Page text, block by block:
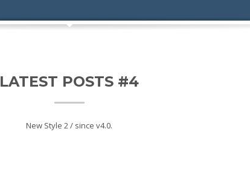
LATEST POSTS #4
New Style 2 / since v4.0.